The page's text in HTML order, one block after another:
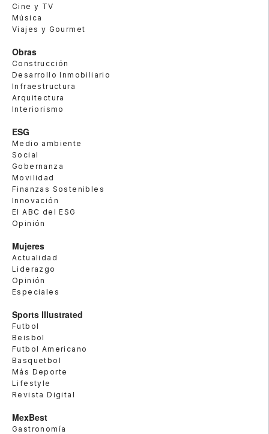
Cine y TV
Música
Viajes y Gourmet
Obras
Construcción
Desarrollo Inmobiliario
Infraestructura
Arquitectura
Interiorismo
ESG
Medio ambiente
Social
Gobernanza
Movilidad
Finanzas Sostenibles
Innovación
El ABC del ESG
Opinión
Mujeres
Actualidad
Liderazgo
Opinión
Especiales
Sports Illustrated
Futbol
Beisbol
Futbol Americano
Basquetbol
Más Deporte
Lifestyle
Revista Digital
MexBest
Gastronomía